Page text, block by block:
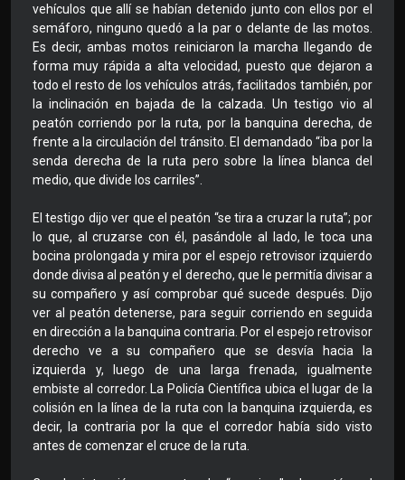
vehículos que allí se habían detenido junto con ellos por el
semáforo, ninguno quedó a la par o delante de las motos.
Es decir, ambas motos reiniciaron la marcha llegando de
forma muy rápida a alta velocidad, puesto que dejaron a
todo el resto de los vehículos atrás, facilitados también, por
la inclinación en bajada de la calzada. Un testigo vio al
peatón corriendo por la ruta, por la banquina derecha, de
frente a la circulación del tránsito. El demandado “iba por la
senda derecha de la ruta pero sobre la línea blanca del
medio, que divide los carriles”.
El testigo dijo ver que el peatón “se tira a cruzar la ruta”; por
lo que, al cruzarse con él, pasándole al lado, le toca una
bocina prolongada y mira por el espejo retrovisor izquierdo
donde divisa al peatón y el derecho, que le permitía divisar a
su compañero y así comprobar qué sucede después. Dijo
ver al peatón detenerse, para seguir corriendo en seguida
en dirección a la banquina contraria. Por el espejo retrovisor
derecho ve a su compañero que se desvía hacia la
izquierda y, luego de una larga frenada, igualmente
embiste al corredor. La Policía Científica ubica el lugar de la
colisión en la línea de la ruta con la banquina izquierda, es
decir, la contraria por la que el corredor había sido visto
antes de comenzar el cruce de la ruta.